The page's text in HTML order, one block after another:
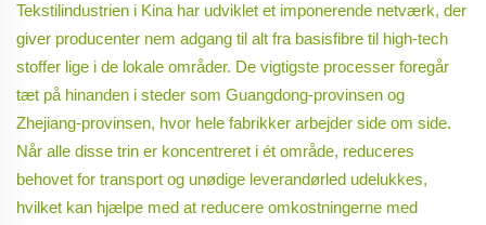
Tekstilindustrien i Kina har udviklet et imponerende netværk, der
giver producenter nem adgang til alt fra basisfibre til high-tech
stoffer lige i de lokale områder. De vigtigste processer foregår
tæt på hinanden i steder som Guangdong-provinsen og
Zhejiang-provinsen, hvor hele fabrikker arbejder side om side.
Når alle disse trin er koncentreret i ét område, reduceres
behovet for transport og unødige leverandørled udelukkes,
hvilket kan hjælpe med at reducere omkostningerne med